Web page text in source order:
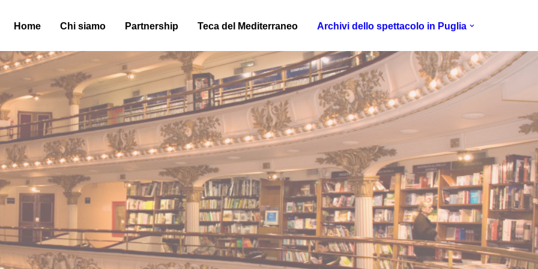
Home Chi siamo Partnership Teca del Mediterraneo Archivi dello spettacolo in Puglia